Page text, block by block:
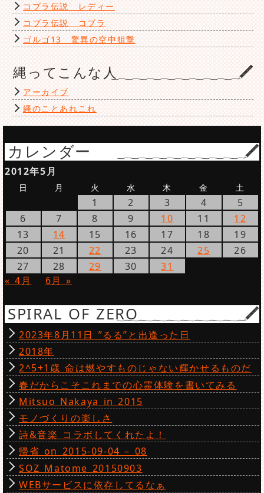
コブラ伝説 レディー
コブラ伝説 コブラ
ゴルゴ13 驚異の空中狙撃
縄ってこんな人
アーカイブ
縄のことあれこれ
カレンダー
2012年5月
日 月 火 水 木 金 土
1 2 3 4
5
6
7 8 9 10 11
12
13
14 15 16 17 18
19
20
21 22 23 24 25
26
27
28 29 30
31
« 4月
6月 »
SPIRAL OF ZERO
2023年8月11日 ”るる”と出逢った日
2018年
2^5+1歳 命は燃やすものじゃない輝かせるものだ
春だからこそこれまでの心霊体験を書いてみる
Mitsuo Nakaya in 2015
モノづくりの楽しさ
詩&音楽 コラボしてくれたよ！
帰省 on 2015-09-04 – 08
SOZ Matome 20150903
WEBサービスに依存してるなぁ